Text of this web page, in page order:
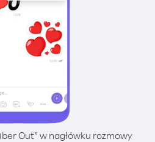
Out” w nagłówku rozmowy